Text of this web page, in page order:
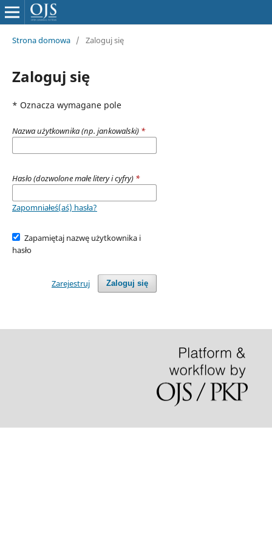
Strona domowa / Zaloguj się
Zaloguj się
* Oznacza wymagane pole
Nazwa użytkownika (np. jankowalski) *
Hasło (dozwolone małe litery i cyfry) *
Zapomniałeś(aś) hasła?
Zapamiętaj nazwę użytkownika i
hasło
Zaloguj się
Zarejestruj